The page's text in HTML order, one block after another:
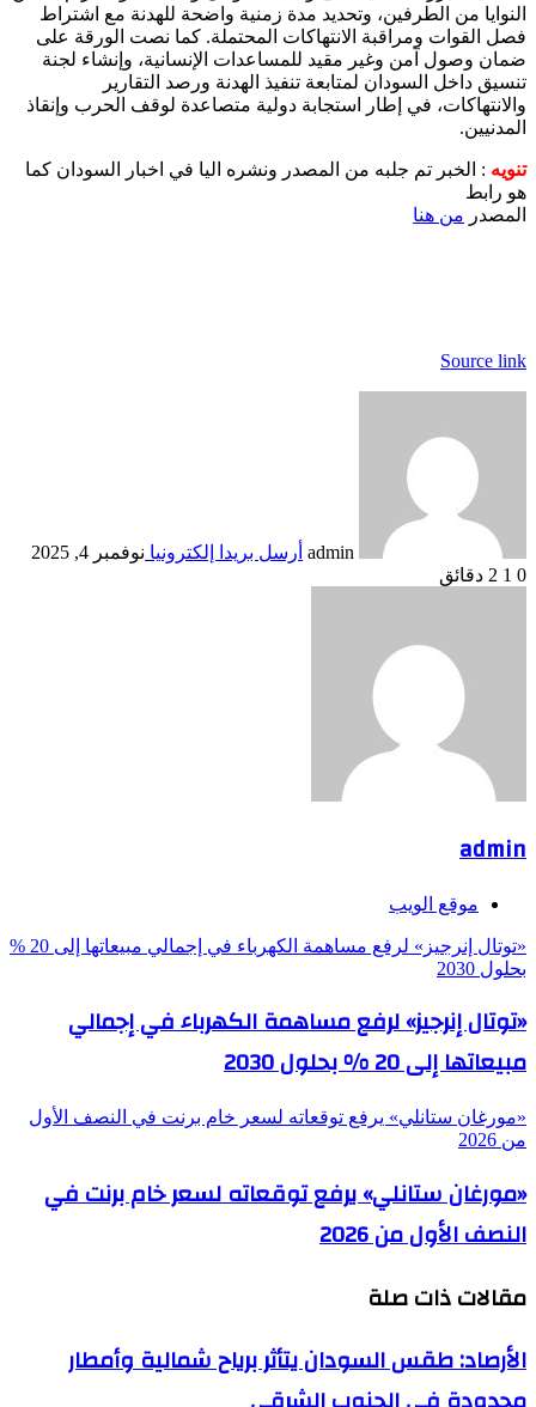
النوايا من الطرفين، وتحديد مدة زمنية واضحة للهدنة مع اشتراط
فصل القوات ومراقبة الانتهاكات المحتملة. كما نصت الورقة على
ضمان وصول آمن وغير مقيد للمساعدات الإنسانية، وإنشاء لجنة
تنسيق داخل السودان لمتابعة تنفيذ الهدنة ورصد التقارير
والانتهاكات، في إطار استجابة دولية متصاعدة لوقف الحرب وإنقاذ
المدنيين.
تنويه : الخبر تم جلبه من المصدر ونشره اليا في اخبار السودان كما
هو رابط
المصدر من هنا
Source link
admin أرسل بريدا إلكترونيا نوفمبر 4, 2025
0
2 دقائق
admin
موقع الويب
«توتال إنرجيز» لرفع مساهمة الكهرباء في إجمالي مبيعاتها إلى 20 %
بحلول 2030
«توتال إنرجيز» لرفع مساهمة الكهرباء في إجمالي
مبيعاتها إلى 20 % بحلول 2030
«مورغان ستانلي» يرفع توقعاته لسعر خام برنت في النصف الأول
من 2026
«مورغان ستانلي» يرفع توقعاته لسعر خام برنت في
النصف الأول من 2026
مقالات ذات صلة
الأرصاد: طقس السودان يتأثر برياح شمالية وأمطار